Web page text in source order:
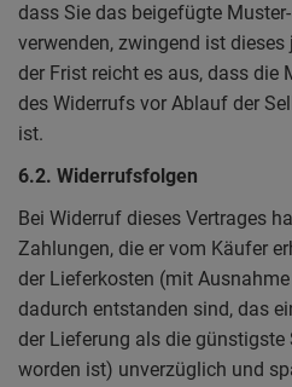
dass Sie das beigefügte
verwenden, zwingend ist
der Frist reicht es aus, dass die
des Widerrufs vor Ablauf der
ist.
6.2. Widerrufsfolgen
Bei Widerruf dieses Vertrages
Zahlungen, die er vom Käufer
der Lieferkosten (mit
dadurch entstanden sind, das
der Lieferung als die
worden ist) unverzüglich und